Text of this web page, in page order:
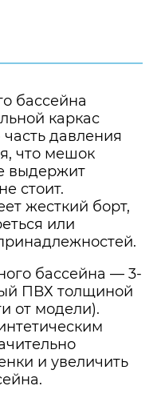
бассейна
каркас
давления
что мешок
выдержит
стоит.
жесткий борт,
или
бассейна — 3-
ПВХ толщиной
от модели).
и увеличить